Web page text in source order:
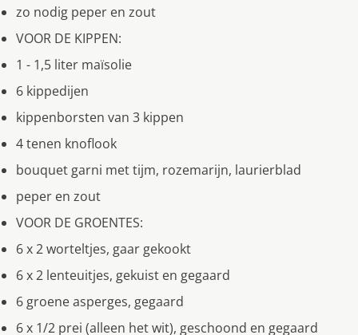
zo nodig peper en zout
VOOR DE KIPPEN:
1 - 1,5 liter maïsolie
6 kippedijen
kippenborsten van 3 kippen
4 tenen knoflook
bouquet garni met tijm, rozemarijn, laurierblad
peper en zout
VOOR DE GROENTES:
6 x 2 worteltjes, gaar gekookt
6 x 2 lenteuitjes, gekuist en gegaard
6 groene asperges, gegaard
6 x 1/2 prei (alleen het wit), geschoond en gegaard